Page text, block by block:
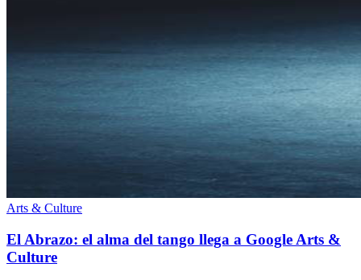
Arts & Culture
El Abrazo: el alma del tango llega a Google Arts &
Culture